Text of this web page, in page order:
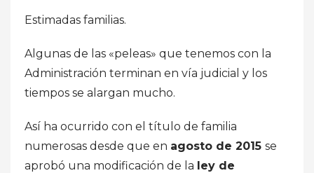
Estimadas familias.
Algunas de las «peleas» que tenemos con la
Administración terminan en vía judicial y los
tiempos se alargan mucho.
Así ha ocurrido con el título de familia
numerosas desde que en agosto de 2015 se
aprobó una modificación de la ley de